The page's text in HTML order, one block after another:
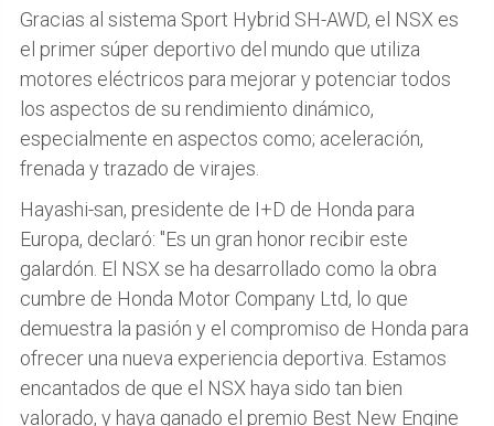
Gracias al sistema Sport Hybrid SH-AWD, el NSX es
el primer súper deportivo del mundo que utiliza
motores eléctricos para mejorar y potenciar todos
los aspectos de su rendimiento dinámico,
especialmente en aspectos como; aceleración,
frenada y trazado de virajes.
Hayashi-san, presidente de I+D de Honda para
Europa, declaró: "Es un gran honor recibir este
galardón. El NSX se ha desarrollado como la obra
cumbre de Honda Motor Company Ltd, lo que
demuestra la pasión y el compromiso de Honda para
ofrecer una nueva experiencia deportiva. Estamos
encantados de que el NSX haya sido tan bien
valorado, y haya ganado el premio Best New Engine